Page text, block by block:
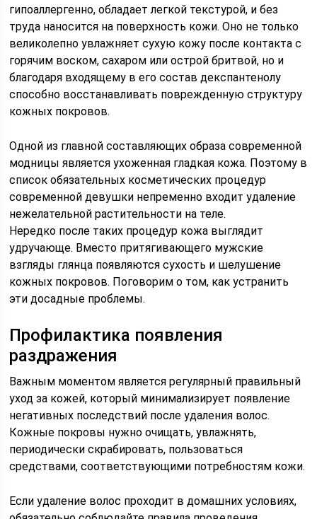
гипоаллергенно, обладает легкой текстурой, и без
труда наносится на поверхность кожи. Оно не только
великолепно увлажняет сухую кожу после контакта с
горячим воском, сахаром или острой бритвой, но и
благодаря входящему в его состав декспантенолу
способно восстанавливать поврежденную структуру
кожных покровов.
Одной из главной составляющих образа современной
модницы является ухоженная гладкая кожа. Поэтому в
список обязательных косметических процедур
современной девушки непременно входит удаление
нежелательной растительности на теле.
Нередко после таких процедур кожа выглядит
удручающе. Вместо притягивающего мужские
взгляды глянца появляются сухость и шелушение
кожных покровов. Поговорим о том, как устранить
эти досадные проблемы.
Профилактика появления
раздражения
Важным моментом является регулярный правильный
уход за кожей, который минимализирует появление
негативных последствий после удаления волос.
Кожные покровы нужно очищать, увлажнять,
периодически скрабировать, пользоваться
средствами, соответствующими потребностям кожи.
Если удаление волос проходит в домашних условиях,